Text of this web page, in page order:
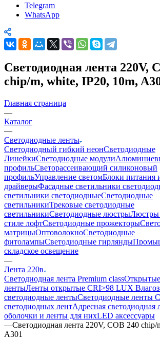
Telegram
WhatsApp
Светодиодная лента 220V,
chip/m, white, IP20, 10m,
Главная страница
—
Каталог
—
Светодиодные ленты
Светодиодный гибкий неонСветодиодные
ЛинейкиСветодиодные модули
профильСветорассеивающий силиконовый
профильУправление светомБлоки питания
драйверыФасадные светильники
светильники светодиодныеСветодиодные
светильникиТрековые светодиодные
светильникиСветодиодные люстрыЛюстры
стиле лофтСветодиодные прожекторы
матрицыОптоволокноСветодиодные
фитолампыСветодиодные гирлянды
складское освещение
—
Лента 220в
Светодиодная лента Premium class
лентыЛенты открытые CRI>98 LUX
светодиодные лентыСветодиодные ленты
светодиодных лентАдресная светодиодная
оболочки и ленты для нихLED аксессуары
—Светодиодная лента 220V, COB 240 chip/
A301